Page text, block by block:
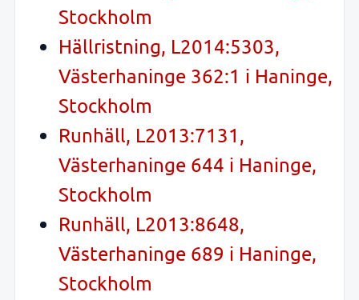
Stockholm
Hällristning, L2014:5303,
Västerhaninge 362:1 i Haninge,
Stockholm
Runhäll, L2013:7131,
Västerhaninge 644 i Haninge,
Stockholm
Runhäll, L2013:8648,
Västerhaninge 689 i Haninge,
Stockholm